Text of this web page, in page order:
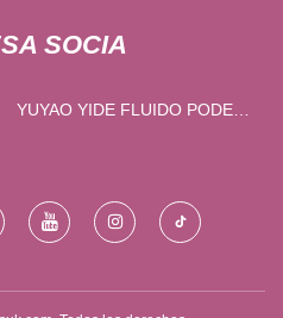
SOCIA
YUYAO YIDE FLUIDO PODER